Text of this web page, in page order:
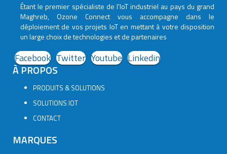
Étant le premier spécialiste de l'IoT industriel au pays du grand
Maghreb, Ozone Connect vous accompagne dans le
déploiement de vos projets IoT en mettant à votre disposition
un large choix de technologies et de partenaires
Facebook Twitter Youtube Linkedin
À PROPOS
PRODUITS & SOLUTIONS
SOLUTIONS IOT
CONTACT
MARQUES